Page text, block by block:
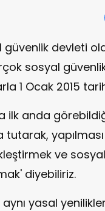
güvenlik devleti
sosyal
1 Ocak 2015
ilk anda
tutarak,
ve sosyal
diyebiliriz.
aynı yasal